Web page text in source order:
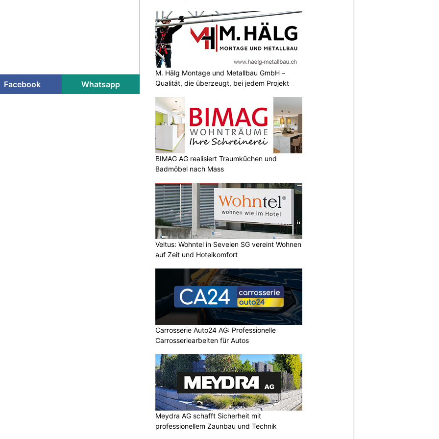
Facebook Whatsapp
M. Hälg Montage und Metallbau GmbH –
Qualität, die überzeugt, bei jedem Projekt
BIMAG AG realisiert Traumküchen und
Badmöbel nach Mass
Veltus: Wohntel in Sevelen SG vereint Wohnen
auf Zeit und Hotelkomfort
Carrosserie Auto24 AG: Professionelle
Carrosseriearbeiten für Autos
Meydra AG schafft Sicherheit mit
professionellem Zaunbau und Technik